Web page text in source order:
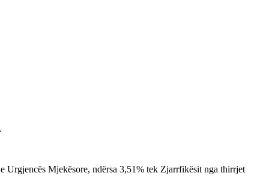
Urgjencës Mjekësore, ndërsa 3,51% tek Zjarrfikësit nga thirrjet